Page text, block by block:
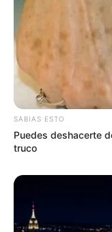
SABIAS ESTO
Puedes deshacerte
truco